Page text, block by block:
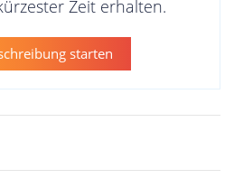
Zeit erhalten.
starten